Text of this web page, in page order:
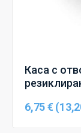
Каса с
6,75 €